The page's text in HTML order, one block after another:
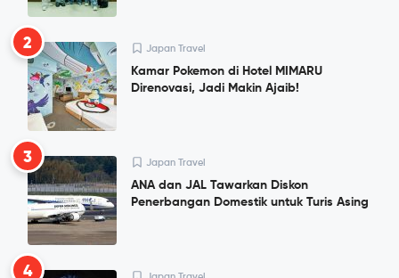
2 Japan Travel
Kamar Pokemon di Hotel MIMARU
Direnovasi, Jadi Makin Ajaib!
3 Japan Travel
ANA dan JAL Tawarkan Diskon
Penerbangan Domestik untuk Turis Asing
4